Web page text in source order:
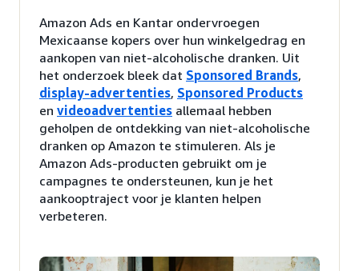
Amazon Ads en Kantar ondervroegen
Mexicaanse kopers over hun winkelgedrag en
aankopen van niet-alcoholische dranken. Uit
het onderzoek bleek dat Sponsored Brands,
display-advertenties, Sponsored Products
en videoadvertenties allemaal hebben
geholpen de ontdekking van niet-alcoholische
dranken op Amazon te stimuleren. Als je
Amazon Ads-producten gebruikt om je
campagnes te ondersteunen, kun je het
aankooptraject voor je klanten helpen
verbeteren.